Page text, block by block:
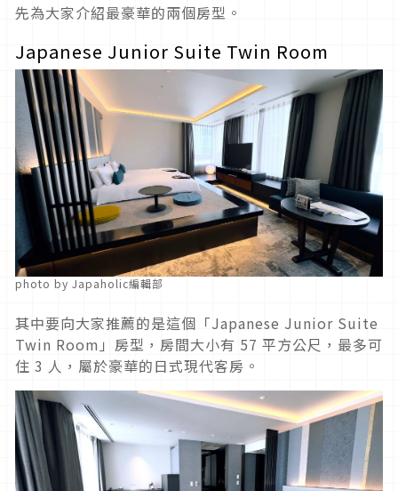
先為大家介紹最豪華的兩個房型。
Japanese Junior Suite Twin Room
photo by Japaholic編輯部
其中要向大家推薦的是這個「Japanese Junior Suite
Twin Room」房型，房間大小有 57 平方公尺，最多可
住 3 人，屬於豪華的日式現代客房。